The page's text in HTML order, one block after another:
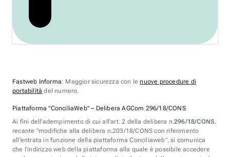
Fastweb Informa: Maggior sicurezza con lenuove procedure di
portabilità del numero.
Piattaforma "ConciliaWeb" – Delibera AGCom 296/18/CONS
Ai fini dell'adempimento di cui all'art. 2 della delibera n.296/18/CONS,
recante "modifiche alla delibera n.203/18/CONS con riferimento
all'entrata in funzione della piattaforma Conciliaweb", si comunica
che l'indirizzo web della piattaforma alla quale è possibile accedere